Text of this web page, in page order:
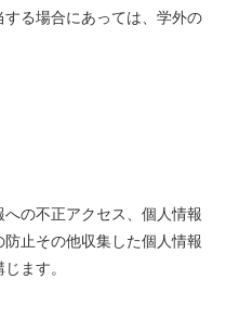
る場合にあっては、学外の
の不正アクセス、個人情報
止その他収集した個人情報
ます。